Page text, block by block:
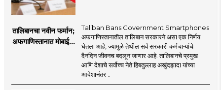
information explosion. However, there is a
need for complementary knowledge to
determine a modern role and approach
that is compatible with culture,
motionlessness and tradition.
content. We are coming before you. Role in
the new era, 'smart' journalism with a view,
'smart' multimedia for the new era, and
journalism for a 'smart' Maharashtra will
be the side of the game.
तालिबानचा नवीन फर्मान;
अफगाणिस्तानात मोबाईल
Taliban Bans Government Smartphones
अफगाणिस्तानातील तालिबान सरकारने असा एक निर्णय
घेतला आहे, ज्यामुळे तेथील सर्व सरकारी कर्मचाऱ्यांचे
दैनंदिन जीवनच बदलून जाणार आहे. तालिबानचे प्रमुख
आणि देशाचे सर्वोच्च नेते हिबतुल्लाह अखुंदझादा यांच्या
आदेशानंतर ..